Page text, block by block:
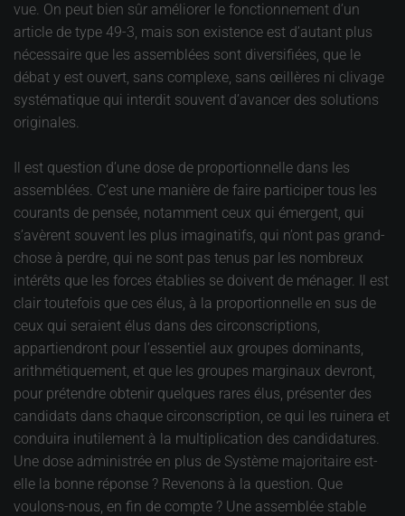
vue. On peut bien sûr améliorer le fonctionnement d’un
article de type 49-3, mais son existence est d’autant plus
nécessaire que les assemblées sont diversifiées, que le
débat y est ouvert, sans complexe, sans œillères ni clivage
systématique qui interdit souvent d’avancer des solutions
originales.
Il est question d’une dose de proportionnelle dans les
assemblées. C’est une manière de faire participer tous les
courants de pensée, notamment ceux qui émergent, qui
s’avèrent souvent les plus imaginatifs, qui n’ont pas grand-
chose à perdre, qui ne sont pas tenus par les nombreux
intérêts que les forces établies se doivent de ménager. Il est
clair toutefois que ces élus, à la proportionnelle en sus de
ceux qui seraient élus dans des circonscriptions,
appartiendront pour l’essentiel aux groupes dominants,
arithmétiquement, et que les groupes marginaux devront,
pour prétendre obtenir quelques rares élus, présenter des
candidats dans chaque circonscription, ce qui les ruinera et
conduira inutilement à la multiplication des candidatures.
Une dose administrée en plus de Système majoritaire est-
elle la bonne réponse ? Revenons à la question. Que
voulons-nous, en fin de compte ? Une assemblée stable